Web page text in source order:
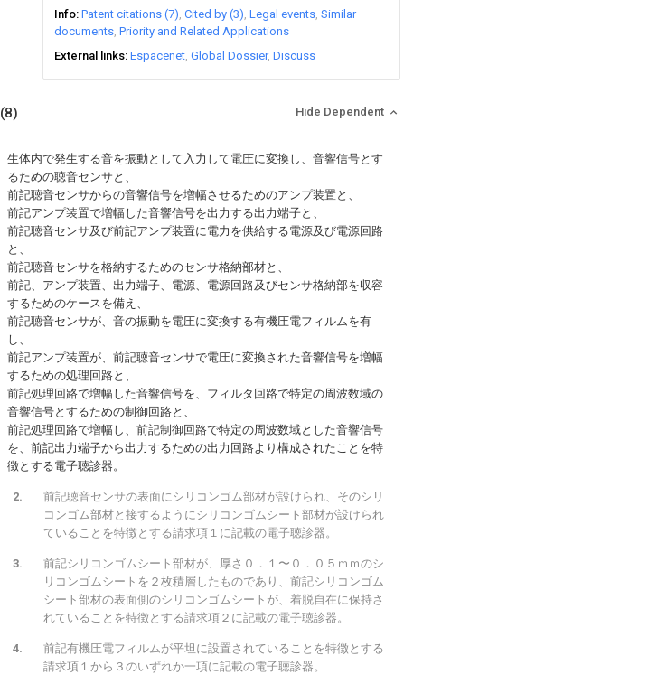
Info Patent citations (7) Cited by (3) Legal events Similar
documents Priority and Related Applications
External links Espacenet Global Dossier Discuss
(8) Hide Dependent
生体内で発生する音を振動として入力して電圧に変換し、音響信号とす
るための聴音センサと、
前記聴音センサからの音響信号を増幅させるためのアンプ装置と、
前記アンプ装置で増幅した音響信号を出力する出力端子と、
前記聴音センサ及び前記アンプ装置に電力を供給する電源及び電源回路
と、
前記聴音センサを格納するためのセンサ格納部材と、
前記、アンプ装置、出力端子、電源、電源回路及びセンサ格納部を収容
するためのケースを備え、
前記聴音センサが、音の振動を電圧に変換する有機圧電フィルムを有
し、
前記アンプ装置が、前記聴音センサで電圧に変換された音響信号を増幅
するための処理回路と、
前記処理回路で増幅した音響信号を、フィルタ回路で特定の周波数域の
音響信号とするための制御回路と、
前記処理回路で増幅し、前記制御回路で特定の周波数域とした音響信号
を、前記出力端子から出力するための出力回路より構成されたことを特
徴とする電子聴診器。
前記聴音センサの表面にシリコンゴム部材が設けられ、そのシリ
コンゴム部材と接するようにシリコンゴムシート部材が設けられ
ていることを特徴とする請求項１に記載の電子聴診器。
前記シリコンゴムシート部材が、厚さ０．１〜０．０５ｍｍのシ
リコンゴムシートを２枚積層したものであり、前記シリコンゴム
シート部材の表面側のシリコンゴムシートが、着脱自在に保持さ
れていることを特徴とする請求項２に記載の電子聴診器。
前記有機圧電フィルムが平坦に設置されていることを特徴とする
請求項１から３のいずれか一項に記載の電子聴診器。